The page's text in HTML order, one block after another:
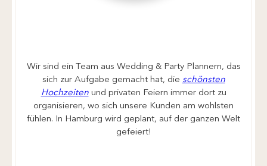
Wir sind ein Team aus Wedding & Party Plannern, das
sich zur Aufgabe gemacht hat, die schönsten
Hochzeitenund privaten Feiern immer dort zu
organisieren, wo sich unsere Kunden am wohlsten
fühlen. In Hamburg wird geplant, auf der ganzen Welt
gefeiert!